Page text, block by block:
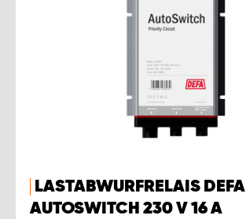
LASTABWURFRELAIS DEFA
AUTOSWITCH 230 V 16 A